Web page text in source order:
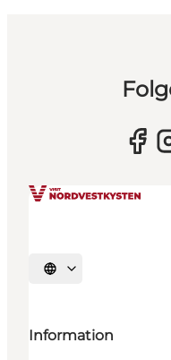
Sprache auswählen
Information